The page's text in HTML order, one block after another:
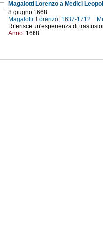
Magalotti Lorenzo a Medici
8 giugno 1668
Magalotti, Lorenzo, 1637-1712
Riferisce un'esperienza di
Anno: 1668